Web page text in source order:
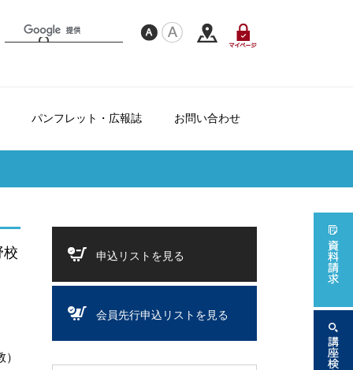
ー
パンフレット・広報誌 お問い合わせ
校 申込リストを見る
会員先行申込リストを見る